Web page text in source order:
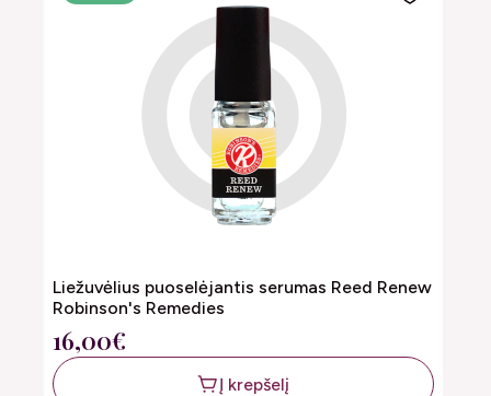
Liežuvėlius puoselėjantis serumas Reed Renew
Robinson's Remedies
16,00€
Į krepšelį